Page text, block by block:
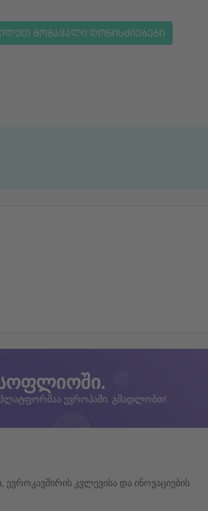
ᲛᲝᲛᲐᲕᲐᲚᲘ ᲦᲝᲜᲘᲡᲫᲘᲔᲑᲔᲑᲘ
ევროპაში. გმადლობთ!
ევროკავშირის კვლევისა და ინოვაციების